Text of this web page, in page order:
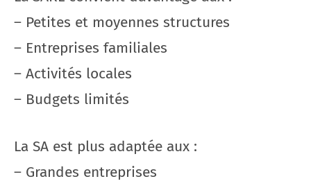
– Petites et moyennes structures
– Entreprises familiales
– Activités locales
– Budgets limités
La SA est plus adaptée aux :
– Grandes entreprises